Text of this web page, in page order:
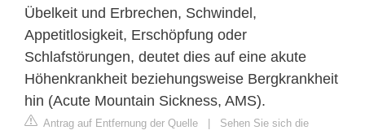
Übelkeit und Erbrechen, Schwindel,
Appetitlosigkeit, Erschöpfung oder
Schlafstörungen, deutet dies auf eine akute
Höhenkrankheit beziehungsweise Bergkrankheit
hin (Acute Mountain Sickness, AMS).
Antrag auf Entfernung der Quelle | Sehen Sie sich die